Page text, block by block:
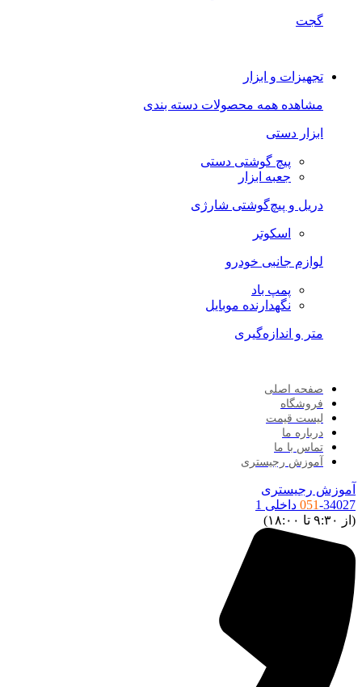
گجت
تجهیزات و ابزار
مشاهده همه محصولات دسته بندی
ابزار دستی
پیچ گوشتی دستی
جعبه ابزار
دریل و پیچ‌گوشتی شارژی
اسکوتر
لوازم جانبی خودرو
پمپ باد
نگهدارنده موبایل
متر و اندازه‌گیری
صفحه اصلی
فروشگاه
لیست قیمت
درباره ما
تماس با ما
آموزش رجیستری
آموزش رجیستری
051-34027 داخلی 1
(از ۹:۳۰ تا ۱۸:۰۰)